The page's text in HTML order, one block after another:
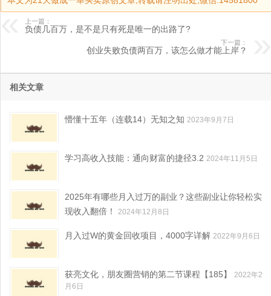
上一篇：
负债几百万，是不是只有死是唯一的出路了?
下一篇：
创业失败负债两百万，该怎么做才能上岸？
相关文章
懵懂十五年（连载14）无知之知 2023年9月7日
学习高收入技能：通向财富的捷径3.2 2024年11月5日
2025年有哪些月入过万的副业？这些副业让你轻松实
现收入翻倍！
2024年12月8日
月入过W的黄金回收项目，4000字详解 2022年9月6日
获亮文化，朋友圈营销的第二节课程【185】
2022年2
月6日